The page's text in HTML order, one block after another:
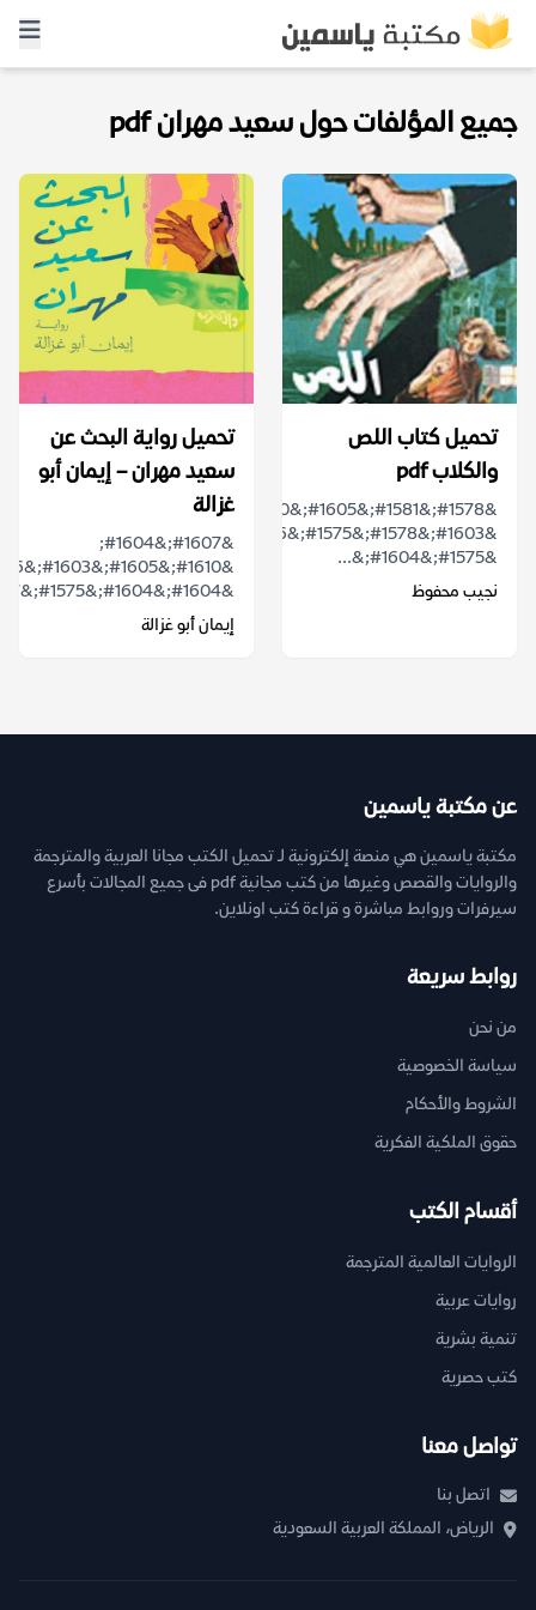
جميع المؤلفات حول سعيد مهران pdf
تحميل كتاب اللص
والكلاب pdf
&#1575;&#1604;&...
نجيب محفوظ
تحميل رواية البحث عن
سعيد مهران – إيمان أبو
غزالة
&#1607;&#1604;
&#1604;&#1604;&#1575;&#1587;&#1605;...
إيمان أبو غزالة
عن مكتبة ياسمين
مكتبة ياسمين هي منصة إلكترونية لـ تحميل الكتب مجانا العربية والمترجمة
والروايات والقصص وغيرها من كتب مجانية pdf فى جميع المجالات بأسرع
سيرفرات وروابط مباشرة و قراءة كتب اونلاين.
روابط سريعة
من نحن
سياسة الخصوصية
الشروط والأحكام
حقوق الملكية الفكرية
أقسام الكتب
الروايات العالمية المترجمة
روايات عربية
تنمية بشرية
كتب حصرية
تواصل معنا
اتصل بنا
الرياض، المملكة العربية السعودية